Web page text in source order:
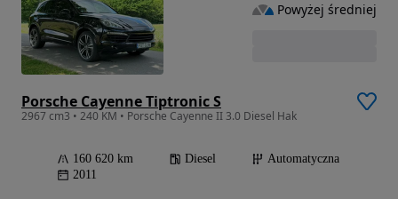
Porsche Cayenne Tiptronic S
2967 cm3 • 240 KM • Porsche Cayenne II 3.0 Diesel Hak
160 620 km Diesel
Automatyczna
2011
Powyżej średniej